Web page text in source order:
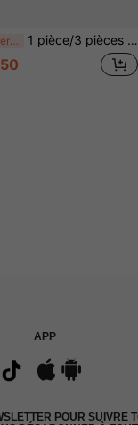
Derniers 3 jours 1 pièce/3 pièces Sac pour bouteille d'eau, pochette pour téléphone, porte-clés, accessoire de tasse Maeky, sac portable pour bouteille d'eau avec pochette pour téléphone et porte-clés, sangle d'épaule réglable, grande capacité de rangement, poches multifonctions, mains libres, tissu Oxford résistant à l'eau, doublure résistante à l'usure, léger, convient pour gobelet Maeky 40oz/1134ml, randonnée en plein air, voyage, gym, trajet quotidien, cadeau unisexe
APP
POUR SUIVRE